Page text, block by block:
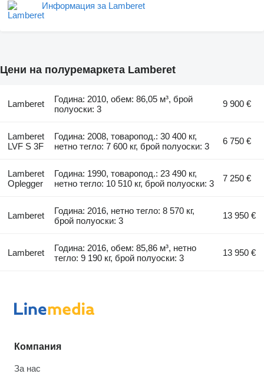
Информация за Lamberet
Цени на полуремаркета Lamberet
Lamberet
Година: 2010, обем: 86,05 м³, брой
полуоски: 3
9 900 €
Lamberet
LVF S 3F
Година: 2008, товаропод.: 30 400 кг,
нетно тегло: 7 600 кг, брой полуоски: 3
6 750 €
Lamberet
Oplegger
Година: 1990, товаропод.: 23 490 кг,
нетно тегло: 10 510 кг, брой полуоски: 3
7 250 €
Lamberet
Година: 2016, нетно тегло: 8 570 кг,
брой полуоски: 3
13 950 €
Lamberet
Година: 2016, обем: 85,86 м³, нетно
тегло: 9 190 кг, брой полуоски: 3
13 950 €
Компания
За нас